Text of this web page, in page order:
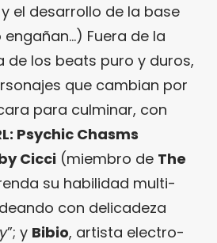
el desarrollo de la base
Fuera de la
de los beats puro y duros,
que cambian por
para culminar, con
Psychic Chasms
Cicci (miembro de The
su habilidad multi-
con delicadeza
”; y Bibio, artista electro-